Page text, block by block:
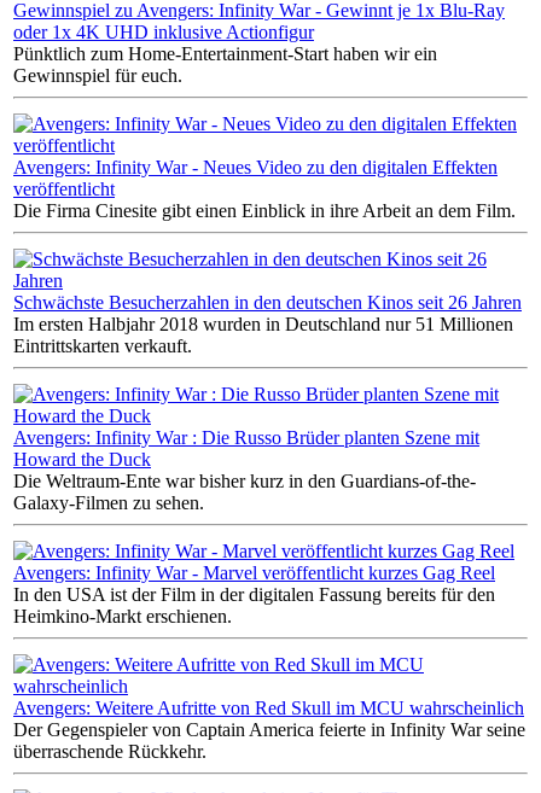
Gewinnspiel zu Avengers: Infinity War - Gewinnt je 1x Blu-Ray
oder 1x 4K UHD inklusive Actionfigur
Pünktlich zum Home-Entertainment-Start haben wir ein
Gewinnspiel für euch.
Avengers: Infinity War - Neues Video zu den digitalen Effekten
veröffentlicht
Die Firma Cinesite gibt einen Einblick in ihre Arbeit an dem Film.
Schwächste Besucherzahlen in den deutschen Kinos seit 26 Jahren
Im ersten Halbjahr 2018 wurden in Deutschland nur 51 Millionen
Eintrittskarten verkauft.
Avengers: Infinity War : Die Russo Brüder planten Szene mit
Howard the Duck
Die Weltraum-Ente war bisher kurz in den Guardians-of-the-
Galaxy-Filmen zu sehen.
Avengers: Infinity War - Marvel veröffentlicht kurzes Gag Reel
In den USA ist der Film in der digitalen Fassung bereits für den
Heimkino-Markt erschienen.
Avengers: Weitere Aufritte von Red Skull im MCU wahrscheinlich
Der Gegenspieler von Captain America feierte in Infinity War seine
überraschende Rückkehr.